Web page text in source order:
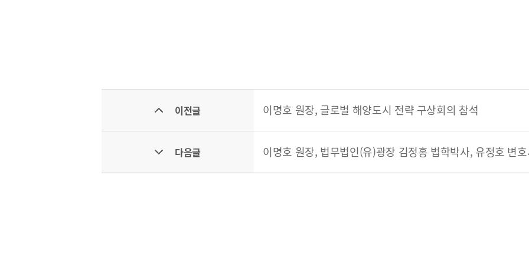
CI 오시는 길
통합검색 개인정보처리방침
이전글 이명호 원장, 글로벌 해양도시 전략 구상회의 참석
다음글